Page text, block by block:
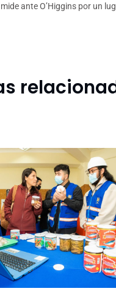
mide ante O’Higgins por un